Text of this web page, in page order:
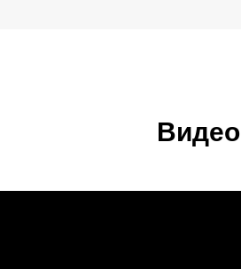
Видео